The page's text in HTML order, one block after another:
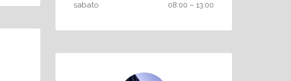
sabato 08:00 – 13:00